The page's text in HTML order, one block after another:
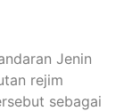
Jenin
rejim
sebagai